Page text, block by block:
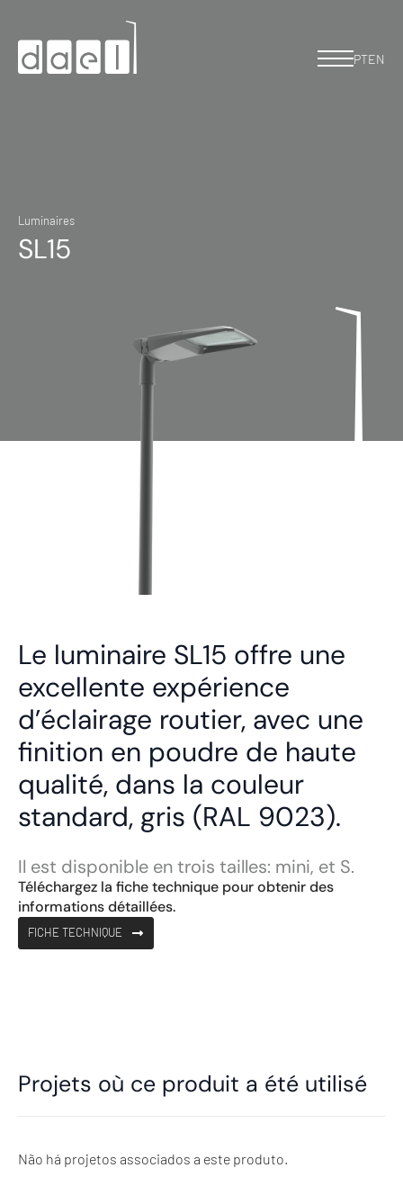
PTEN
Luminaires
SL15
Le luminaire SL15 offre une
excellente expérience
d’éclairage routier, avec une
finition en poudre de haute
qualité, dans la couleur
standard, gris (RAL 9023).
Il est disponible en trois tailles: mini, et S.
Téléchargez la fiche technique pour obtenir des
informations détaillées.
FICHE TECHNIQUE
Projets où ce produit a été utilisé
Não há projetos associados a este produto.